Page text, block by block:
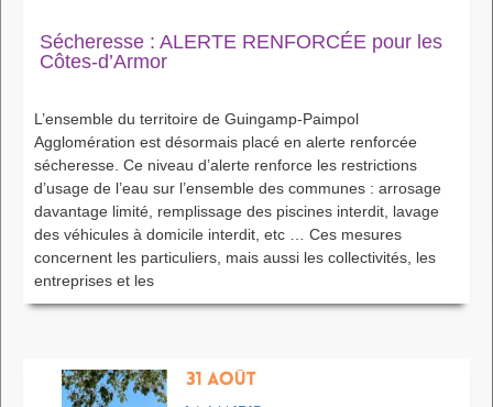
Sécheresse : ALERTE RENFORCÉE pour les
Côtes-d’Armor
L’ensemble du territoire de Guingamp-Paimpol
Agglomération est désormais placé en alerte renforcée
sécheresse. Ce niveau d’alerte renforce les restrictions
d’usage de l’eau sur l’ensemble des communes : arrosage
davantage limité, remplissage des piscines interdit, lavage
des véhicules à domicile interdit, etc … Ces mesures
concernent les particuliers, mais aussi les collectivités, les
entreprises et les